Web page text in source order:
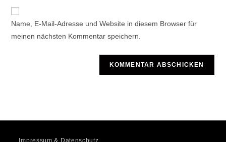
ein
zum
Kommentieren
ein
Website-
Name, E-Mail-Adresse und Website in diesem Browser für
meinen nächsten Kommentar speichern.
Impressum & Datenschutz